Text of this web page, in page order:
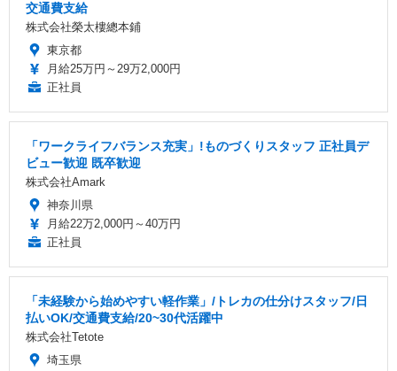
交通費支給
株式会社榮太樓總本鋪
東京都
月給25万円～29万2,000円
正社員
「ワークライフバランス充実」!ものづくりスタッフ 正社員デ
ビュー歓迎 既卒歓迎
株式会社Amark
神奈川県
月給22万2,000円～40万円
正社員
「未経験から始めやすい軽作業」/トレカの仕分けスタッフ/日
払いOK/交通費支給/20~30代活躍中
株式会社Tetote
埼玉県